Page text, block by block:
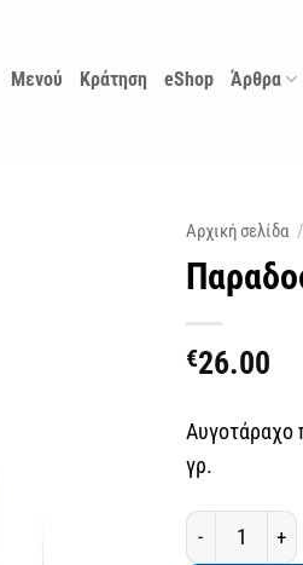
Μενού Κράτηση eShop Άρθρα
Αρχική σελίδα /
€26.00
Αυγοτάραχο
γρ.
Παραδοσιακό